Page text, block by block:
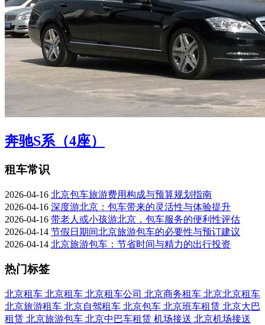
奔驰S系（4座）
租车常识
2026-04-16 北京包车旅游费用构成与预算规划指南
2026-04-16 深度游北京：包车带来的灵活性与体验提升
2026-04-16 带老人或小孩游北京，包车服务的便利性评估
2026-04-14 节假日期间北京旅游包车的必要性与预订建议
2026-04-14 北京旅游包车：节省时间与精力的出行投资
热门标签
北京租车 北京租车 北京租车公司 北京商务租车 北京北京租车
北京旅游租车 北京自驾租车 北京包车 北京班车租赁 北京大巴
租赁 北京旅游包车 北京中巴车租赁 机场接送 北京机场接送